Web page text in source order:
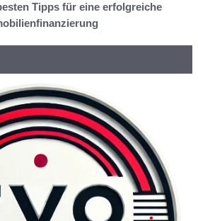
Tipps für eine erfolgreiche